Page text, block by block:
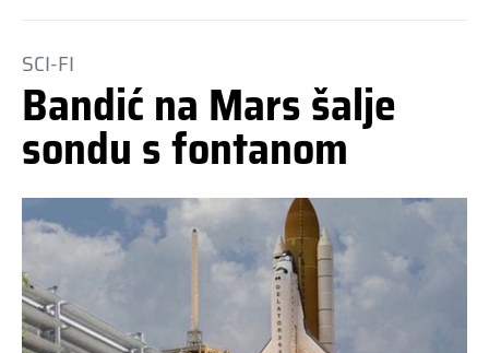
SCI-FI
Bandić na Mars šalje
sondu s fontanom